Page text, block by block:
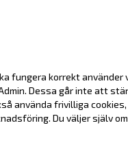
fungera korrekt använder
Dessa går inte att
använda frivilliga
Du väljer själv